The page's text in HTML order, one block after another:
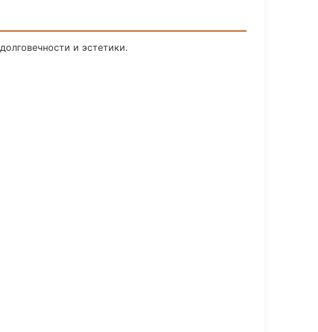
и эстетики.